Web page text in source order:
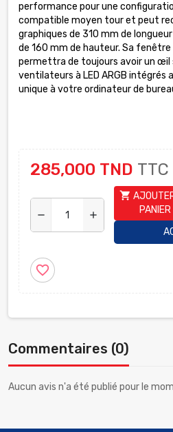
performance pour une
compatible moyen tour et peut
graphiques de 310 mm de
de 160 mm de hauteur. Sa
permettra de toujours avoir un œil
ventilateurs à LED ARGB
unique à votre ordinateur de
285,000 TND TTC
remove add
shopping_cart
PANIER
favorite_border
Commentaires (0)
Aucun avis n'a été publié pour le